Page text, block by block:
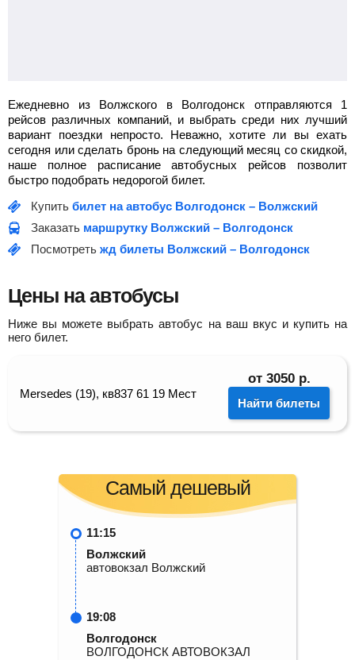
Ежедневно из Волжского в Волгодонск отправляются 1
рейсов различных компаний, и выбрать среди них лучший
вариант поездки непросто. Неважно, хотите ли вы ехать
сегодня или сделать бронь на следующий месяц со скидкой,
наше полное расписание автобусных рейсов позволит
быстро подобрать недорогой билет.
Купить билет на автобус Волгодонск – Волжский
Заказать маршрутку Волжский – Волгодонск
Посмотреть жд билеты Волжский – Волгодонск
Цены на автобусы
Ниже вы можете выбрать автобус на ваш вкус и купить на
него билет.
Mersedes (19), кв837 61 19 Мест
от 3050 р.
Найти билеты
Самый дешевый
11:15
Волжский
автовокзал Волжский
19:08
Волгодонск
ВОЛГОДОНСК АВТОВОКЗАЛ